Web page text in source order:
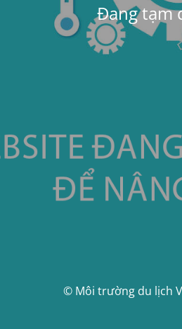
Đang tạm
© Môi trường du lịch